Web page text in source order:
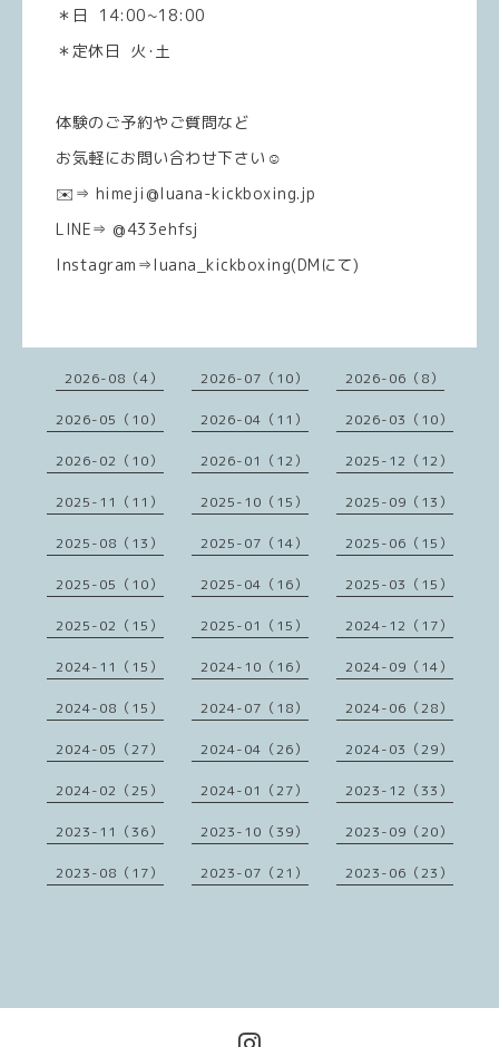
＊日 14:00~18:00
＊定休日 火･土
体験のご予約やご質問など
お気軽にお問い合わせ下さい☺️
✉️⇒ himeji@luana-kickboxing.jp
LINE⇒ @433ehfsj
Instagram⇒luana_kickboxing(DMにて)
2026-08（4） 2026-07（10） 2026-06（8）
2026-05（10） 2026-04（11） 2026-03（10）
2026-02（10） 2026-01（12） 2025-12（12）
2025-11（11） 2025-10（15） 2025-09（13）
2025-08（13） 2025-07（14） 2025-06（15）
2025-05（10） 2025-04（16） 2025-03（15）
2025-02（15） 2025-01（15） 2024-12（17）
2024-11（15） 2024-10（16） 2024-09（14）
2024-08（15） 2024-07（18） 2024-06（28）
2024-05（27） 2024-04（26） 2024-03（29）
2024-02（25） 2024-01（27） 2023-12（33）
2023-11（36） 2023-10（39） 2023-09（20）
2023-08（17） 2023-07（21） 2023-06（23）